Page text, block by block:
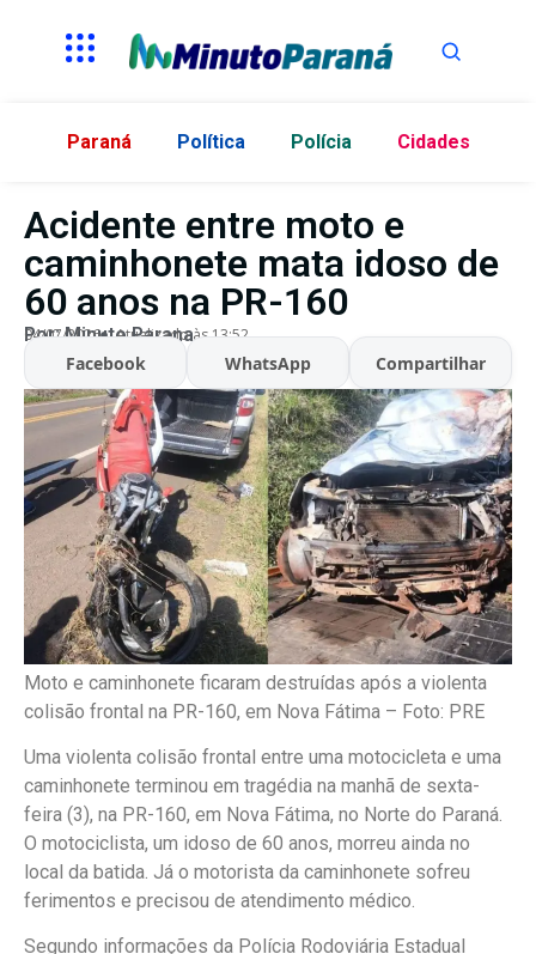
Paraná Política Polícia Cidades
Acidente entre moto e
caminhonete mata idoso de
60 anos na PR-160
Por:Minuto Parana
04/07/2026 Atualizado às 13:52
Facebook WhatsApp Compartilhar
Moto e caminhonete ficaram destruídas após a violenta
colisão frontal na PR-160, em Nova Fátima – Foto: PRE
Uma violenta colisão frontal entre uma motocicleta e uma
caminhonete terminou em tragédia na manhã de sexta-
feira (3), na PR-160, em Nova Fátima, no Norte do Paraná.
O motociclista, um idoso de 60 anos, morreu ainda no
local da batida. Já o motorista da caminhonete sofreu
ferimentos e precisou de atendimento médico.
Segundo informações da Polícia Rodoviária Estadual